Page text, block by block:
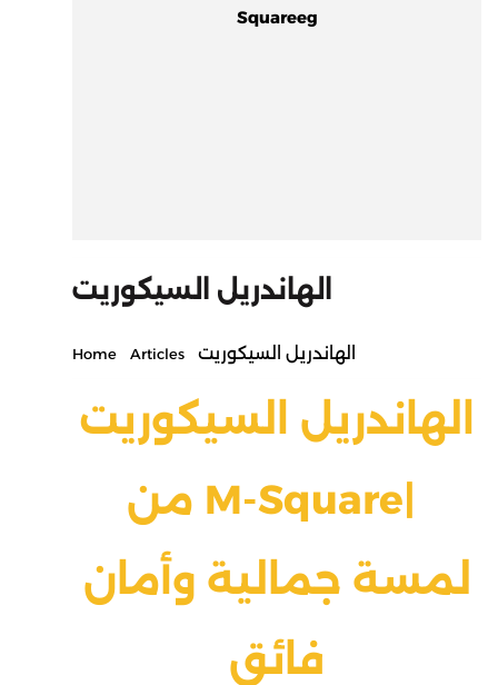
الهاندريل السيكوريت
Home Articles الهاندريل السيكوريت
الهاندريل السيكوريت
من M-Square|
لمسة جمالية وأمان
فائق